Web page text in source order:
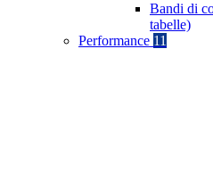
Bandi di
tabelle)
Performance 11